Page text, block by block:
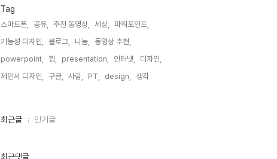
Tag
스마트폰, 공유, 추천 동영상, 세상,
파워포인트,
기능성 디자인,
블로그, 나눔,
동영상 추천,
powerpoint,
힘, presentation, 인터넷,
디자인,
제안서 디자인,
구글, 사람, PT, design, 생각,
최
인
최근글 인기글
최근댓글